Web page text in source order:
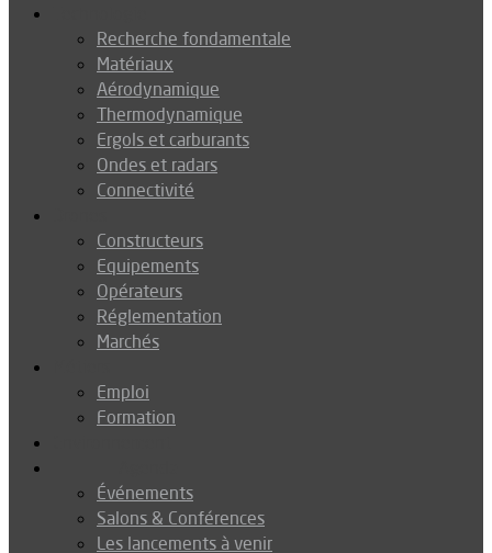
Recherche fondamentale
Matériaux
Aérodynamique
Thermodynamique
Ergols et carburants
Ondes et radars
Connectivité
Constructeurs
Equipements
Opérateurs
Réglementation
Marchés
Emploi
Formation
Événements
Salons & Conférences
Les lancements à venir